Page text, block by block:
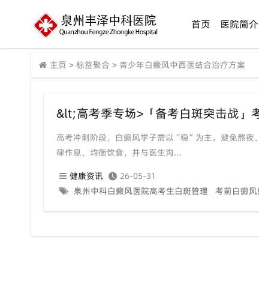
首页 医院简介
主页 > 标签聚合 > 青少年白癜风中西医结合治疗方案
高考冲刺阶段，白癜风学子需以“稳”为主。避免熬夜
律作息、均衡饮食，并与医生沟...
健康资讯
26-05-31
泉州中科白癜风医院高考生白斑管理
考前白癜